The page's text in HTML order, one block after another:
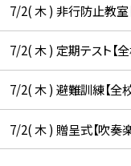
7/2( 木 ) 非行防止教室【
7/2( 木 ) 定期テスト【
7/2( 木 ) 避難訓練【全
7/2( 木 ) 贈呈式【吹奏楽